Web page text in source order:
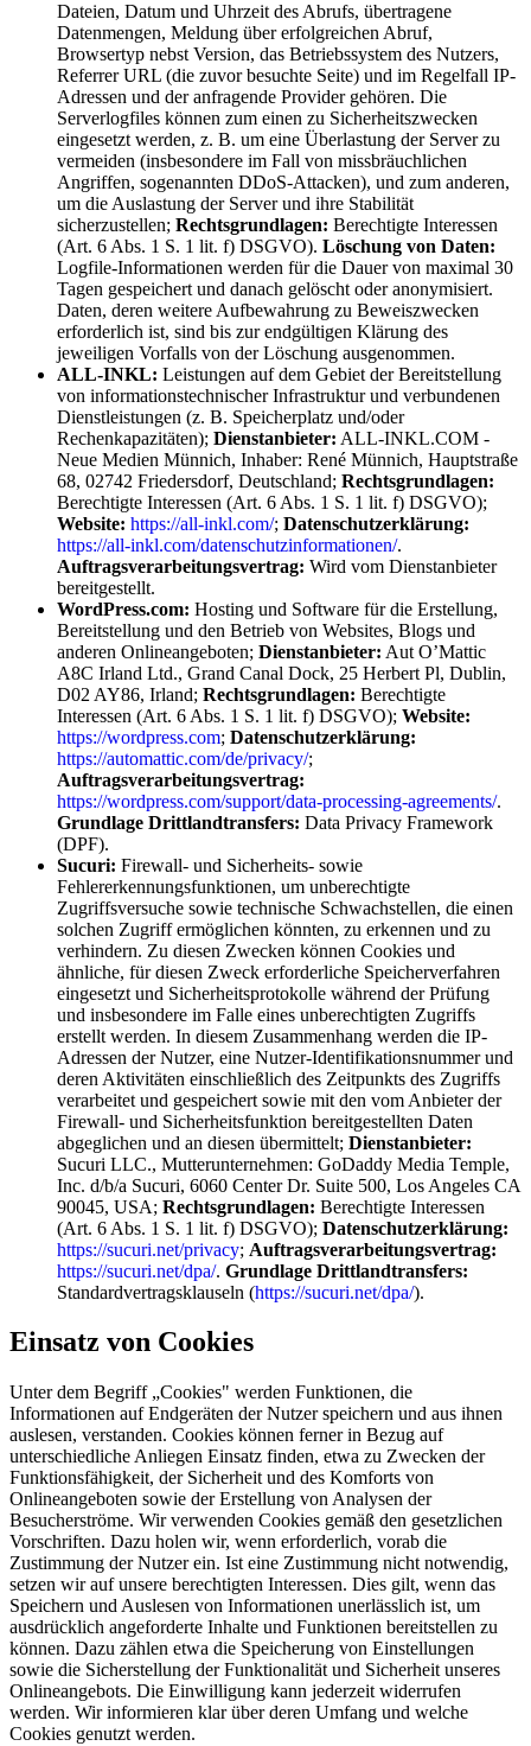
Dateien, Datum und Uhrzeit des Abrufs, übertragene
Datenmengen, Meldung über erfolgreichen Abruf,
Browsertyp nebst Version, das Betriebssystem des Nutzers,
Referrer URL (die zuvor besuchte Seite) und im Regelfall IP-
Adressen und der anfragende Provider gehören. Die
Serverlogfiles können zum einen zu Sicherheitszwecken
eingesetzt werden, z. B. um eine Überlastung der Server zu
vermeiden (insbesondere im Fall von missbräuchlichen
Angriffen, sogenannten DDoS-Attacken), und zum anderen,
um die Auslastung der Server und ihre Stabilität
sicherzustellen; Rechtsgrundlagen: Berechtigte Interessen
(Art. 6 Abs. 1 S. 1 lit. f) DSGVO). Löschung von Daten:
Logfile-Informationen werden für die Dauer von maximal 30
Tagen gespeichert und danach gelöscht oder anonymisiert.
Daten, deren weitere Aufbewahrung zu Beweiszwecken
erforderlich ist, sind bis zur endgültigen Klärung des
jeweiligen Vorfalls von der Löschung ausgenommen.
ALL-INKL: Leistungen auf dem Gebiet der Bereitstellung
von informationstechnischer Infrastruktur und verbundenen
Dienstleistungen (z. B. Speicherplatz und/oder
Rechenkapazitäten); Dienstanbieter: ALL-INKL.COM -
Neue Medien Münnich, Inhaber: René Münnich, Hauptstraße
68, 02742 Friedersdorf, Deutschland; Rechtsgrundlagen:
Berechtigte Interessen (Art. 6 Abs. 1 S. 1 lit. f) DSGVO);
Website: https://all-inkl.com/; Datenschutzerklärung:
https://all-inkl.com/datenschutzinformationen/.
Auftragsverarbeitungsvertrag: Wird vom Dienstanbieter
bereitgestellt.
WordPress.com: Hosting und Software für die Erstellung,
Bereitstellung und den Betrieb von Websites, Blogs und
anderen Onlineangeboten; Dienstanbieter: Aut O’Mattic
A8C Irland Ltd., Grand Canal Dock, 25 Herbert Pl, Dublin,
D02 AY86, Irland; Rechtsgrundlagen: Berechtigte
Interessen (Art. 6 Abs. 1 S. 1 lit. f) DSGVO); Website:
https://wordpress.com; Datenschutzerklärung:
https://automattic.com/de/privacy/;
Auftragsverarbeitungsvertrag:
https://wordpress.com/support/data-processing-agreements/.
Grundlage Drittlandtransfers: Data Privacy Framework
(DPF).
Sucuri: Firewall- und Sicherheits- sowie
Fehlererkennungsfunktionen, um unberechtigte
Zugriffsversuche sowie technische Schwachstellen, die einen
solchen Zugriff ermöglichen könnten, zu erkennen und zu
verhindern. Zu diesen Zwecken können Cookies und
ähnliche, für diesen Zweck erforderliche Speicherverfahren
eingesetzt und Sicherheitsprotokolle während der Prüfung
und insbesondere im Falle eines unberechtigten Zugriffs
erstellt werden. In diesem Zusammenhang werden die IP-
Adressen der Nutzer, eine Nutzer-Identifikationsnummer und
deren Aktivitäten einschließlich des Zeitpunkts des Zugriffs
verarbeitet und gespeichert sowie mit den vom Anbieter der
Firewall- und Sicherheitsfunktion bereitgestellten Daten
abgeglichen und an diesen übermittelt; Dienstanbieter:
Sucuri LLC., Mutterunternehmen: GoDaddy Media Temple,
Inc. d/b/a Sucuri, 6060 Center Dr. Suite 500, Los Angeles CA
90045, USA; Rechtsgrundlagen: Berechtigte Interessen
(Art. 6 Abs. 1 S. 1 lit. f) DSGVO); Datenschutzerklärung:
https://sucuri.net/privacy; Auftragsverarbeitungsvertrag:
https://sucuri.net/dpa/. Grundlage Drittlandtransfers:
Standardvertragsklauseln (https://sucuri.net/dpa/).
Einsatz von Cookies
Unter dem Begriff „Cookies" werden Funktionen, die
Informationen auf Endgeräten der Nutzer speichern und aus ihnen
auslesen, verstanden. Cookies können ferner in Bezug auf
unterschiedliche Anliegen Einsatz finden, etwa zu Zwecken der
Funktionsfähigkeit, der Sicherheit und des Komforts von
Onlineangeboten sowie der Erstellung von Analysen der
Besucherströme. Wir verwenden Cookies gemäß den gesetzlichen
Vorschriften. Dazu holen wir, wenn erforderlich, vorab die
Zustimmung der Nutzer ein. Ist eine Zustimmung nicht notwendig,
setzen wir auf unsere berechtigten Interessen. Dies gilt, wenn das
Speichern und Auslesen von Informationen unerlässlich ist, um
ausdrücklich angeforderte Inhalte und Funktionen bereitstellen zu
können. Dazu zählen etwa die Speicherung von Einstellungen
sowie die Sicherstellung der Funktionalität und Sicherheit unseres
Onlineangebots. Die Einwilligung kann jederzeit widerrufen
werden. Wir informieren klar über deren Umfang und welche
Cookies genutzt werden.